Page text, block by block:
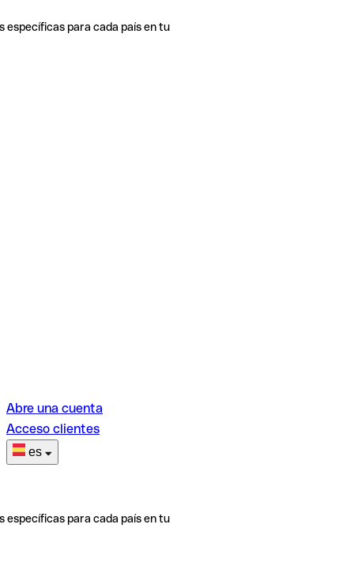
específicas para cada país en tu
Abre una cuenta
Acceso clientes
es
específicas para cada país en tu